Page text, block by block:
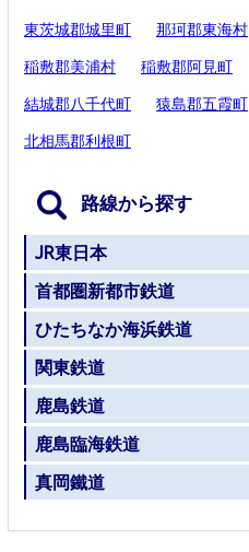
東茨城郡城里町 那珂郡東海村
稲敷郡美浦村 稲敷郡阿見町
結城郡八千代町 猿島郡五霞町
北相馬郡利根町
路線から探す
JR東日本
首都圏新都市鉄道
ひたちなか海浜鉄道
関東鉄道
鹿島鉄道
鹿島臨海鉄道
真岡鐵道